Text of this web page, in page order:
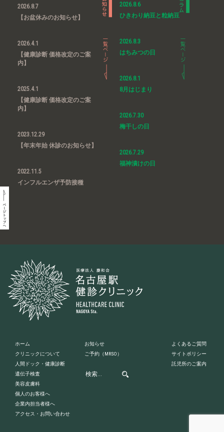
2026.8.7
【お盆休みのお知らせ】
2026.4.1
【健康診断 価格改定のご案
内】
2025.4.1
【健康診断 価格改定のご案
内】
2023.12.29
【年末年始 休診のお知らせ】
2022.11.5
インフルエンザ予防接種
2026.8.6
ひきわり納豆と粒納豆
2026.8.3
はちみつの日
2026.8.1
8月はじまり
2026.7.30
梅干しの日
2026.7.29
福神漬けの日
ホーム
クリニックについて
人間ドック・健康診断
遺伝子検査
美容皮膚科
個人のお客様へ
企業内担当者様へ
アクセス・お問い合わせ
お知らせ
ご予約 （MRSO）
よくあるご質問
サイトポリシー
託児所のご案内